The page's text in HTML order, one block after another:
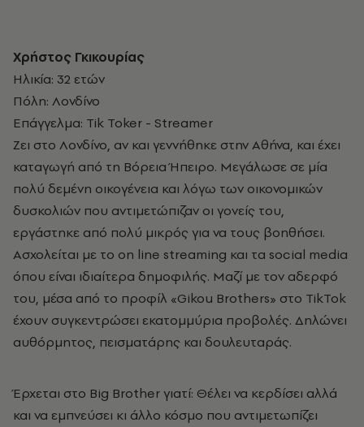
Χρήστος Γκικουρίας
Ηλικία: 32 ετών
Πόλη: Λονδίνο
Επάγγελμα: Tik Toker - Streamer
Ζει στο Λονδίνο, αν και γεννήθηκε στην Αθήνα, και έχει
καταγωγή από τη Βόρεια Ήπειρο. Μεγάλωσε σε μία
πολύ δεμένη οικογένεια και λόγω των οικονομικών
δυσκολιών που αντιμετώπιζαν οι γονείς του,
εργάστηκε από πολύ μικρός για να τους βοηθήσει.
Ασχολείται με το on line streaming και τα social media
όπου είναι ιδιαίτερα δημοφιλής. Μαζί με τον αδερφό
του, μέσα από το προφίλ «Gikou Brothers» στο TikTok
έχουν συγκεντρώσει εκατομμύρια προβολές. Δηλώνει
αυθόρμητος, πεισματάρης και δουλευταράς.
Έρχεται στο Big Brother γιατί: Θέλει να κερδίσει αλλά
και να εμπνεύσει κι άλλο κόσμο που αντιμετωπίζει